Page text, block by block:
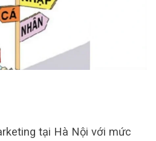
tại Hà Nội với mức